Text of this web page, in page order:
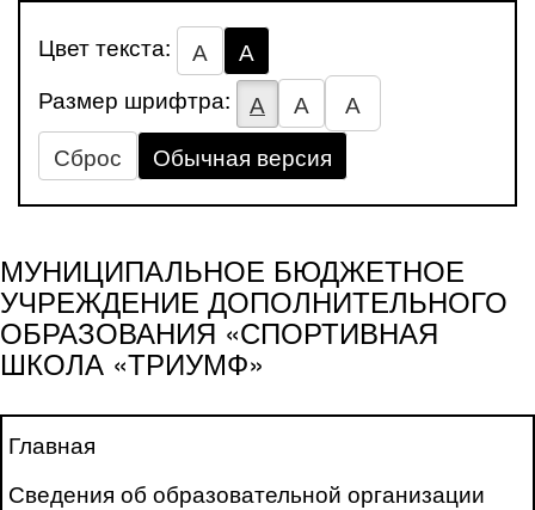
Цвет текста: А
А
Размер шрифтра:
А А
А
Сброс
Обычная версия
МУНИЦИПАЛЬНОЕ БЮДЖЕТНОЕ
УЧРЕЖДЕНИЕ ДОПОЛНИТЕЛЬНОГО
ОБРАЗОВАНИЯ «СПОРТИВНАЯ
ШКОЛА «ТРИУМФ»
Главная
Сведения об образовательной организации